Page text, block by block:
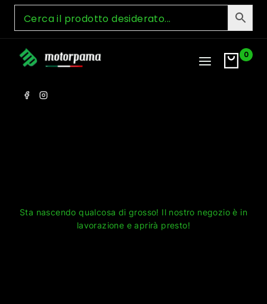
Skip
content
0
Sta nascendo qualcosa di grosso! Il nostro negozio è in
lavorazione e aprirà presto!